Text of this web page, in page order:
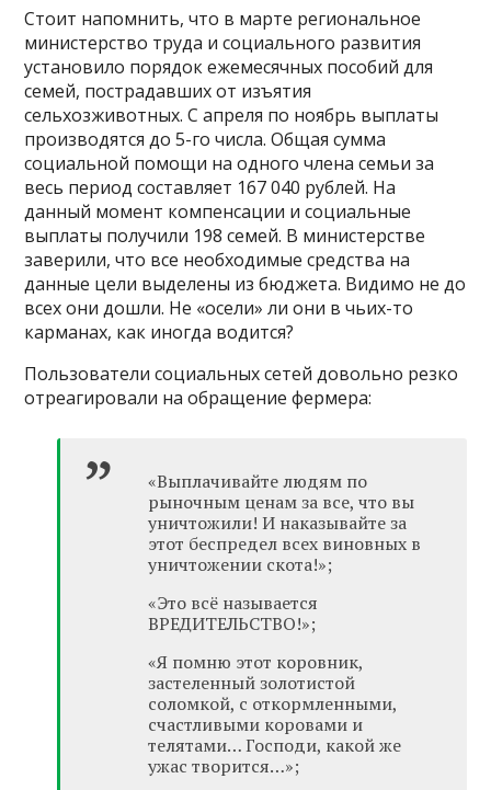
Стоит напомнить, что в марте региональное
министерство труда и социального развития
установило порядок ежемесячных пособий для
семей, пострадавших от изъятия
сельхозживотных. С апреля по ноябрь выплаты
производятся до 5-го числа. Общая сумма
социальной помощи на одного члена семьи за
весь период составляет 167 040 рублей. На
данный момент компенсации и социальные
выплаты получили 198 семей. В министерстве
заверили, что все необходимые средства на
данные цели выделены из бюджета. Видимо не до
всех они дошли. Не «осели» ли они в чьих-то
карманах, как иногда водится?
Пользователи социальных сетей довольно резко
отреагировали на обращение фермера:
«Выплачивайте людям по
рыночным ценам за все, что вы
уничтожили! И наказывайте за
этот беспредел всех виновных в
уничтожении скота!»;
«Это всё называется
BPEДИTEЛЬCTBO!»;
«Я помню этот коровник,
застеленный золотистой
соломкой, с откормленными,
счастливыми коровами и
телятами… Господи, какой же
ужас творится…»;